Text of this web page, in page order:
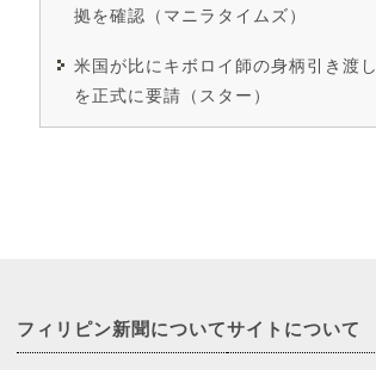
拠を確認（マニラタイムズ）
米国が比にキボロイ師の身柄引き渡し
を正式に要請（スター）
フィリピン新聞についてサイトについて